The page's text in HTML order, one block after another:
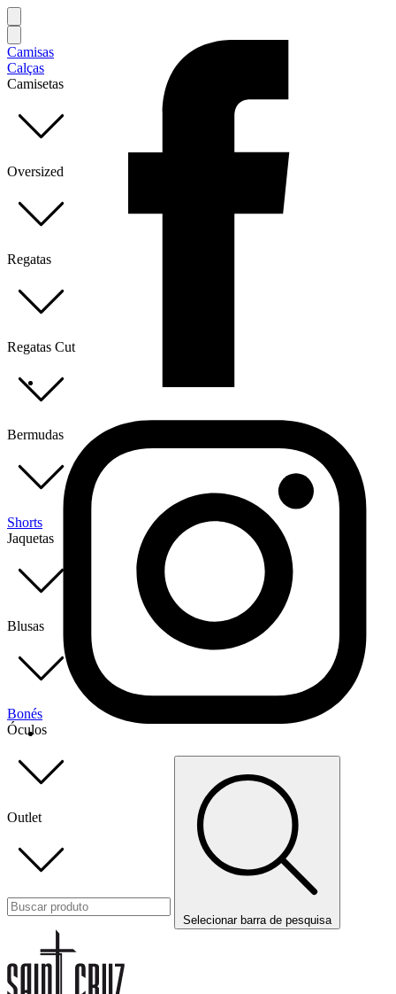
Camisas
Calças
Camisetas
Oversized
Regatas
Regatas Cut
Bermudas
Shorts
Jaquetas
Blusas
Bonés
Óculos
Outlet
Selecionar barra de pesquisa